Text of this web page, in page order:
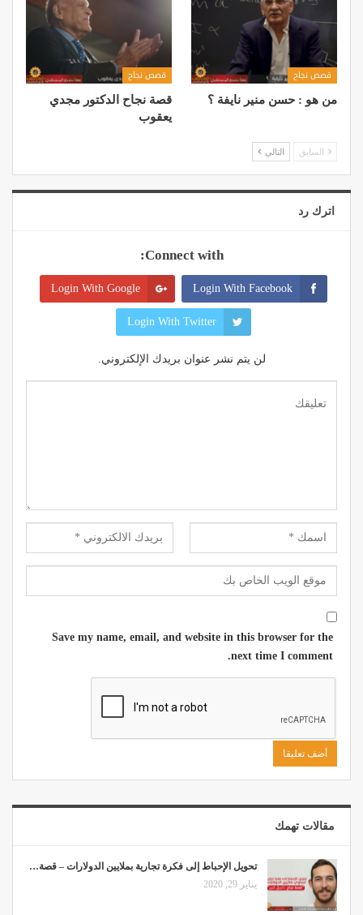
قصص نجاح
من هو : حسن منير نايفة ؟
قصص نجاح
قصة نجاح الدكتور مجدي
يعقوب
السابق التالي
اترك رد
Connect with:
Login With Facebook
Login With Google
Login With Twitter
لن يتم نشر عنوان بريدك الإلكتروني.
Save my name, email, and website in this browser for the
next time I comment.
مقالات تهمك
تحويل الإحباط إلى فكرة تجارية بملايين الدولارات – قصة…
يناير 29, 2020